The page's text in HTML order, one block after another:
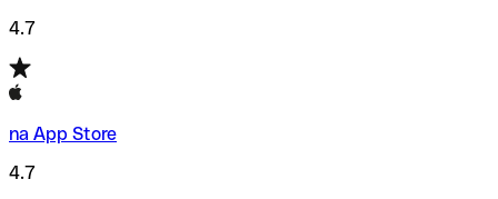
4.7
na App Store
4.7